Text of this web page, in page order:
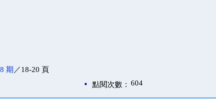
期 ／18-20 頁
點閱次數： 604